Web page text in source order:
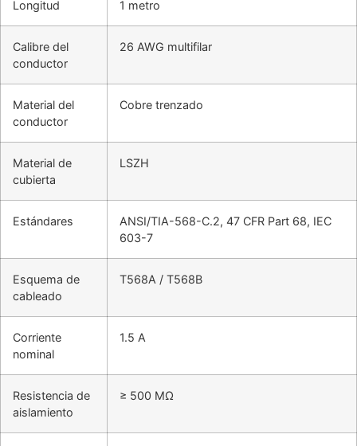
Longitud 1 metro
Calibre del
conductor
26 AWG multifilar
Material del
conductor
Cobre trenzado
Material de
cubierta
LSZH
Estándares
ANSI/TIA-568-C.2, 47 CFR Part 68, IEC
603-7
Esquema de
cableado
T568A / T568B
Corriente
nominal
1.5 A
Resistencia de
aislamiento
≥ 500 MΩ